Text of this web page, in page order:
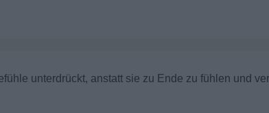
unterdrückt, anstatt sie zu Ende zu fühlen und